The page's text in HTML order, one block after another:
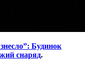
Будинок
снаряд.